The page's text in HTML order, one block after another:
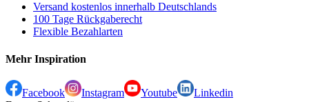
Versand kostenlos innerhalb Deutschlands
100 Tage Rückgaberecht
Flexible Bezahlarten
Mehr Inspiration
Facebook Instagram Youtube
Linkedin